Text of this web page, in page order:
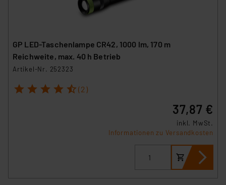
Überwachungsprogrammen verarbeiten, ohne dass
hiergegen Klagemöglichkeiten für Europäer bestehen.
Europäischen Kommission sowie einer eigenen
Beurteilung der mit der Datenübermittlung,
verbundenen Risiken.“
GP LED-Taschenlampe CR42, 1000 lm, 170 m
Reichweite, max. 40 h Betrieb
Artikel-Nr. 252323
1 2 3 4 5 (2)
37,87 €
inkl. MwSt.
Informationen zu Versandkosten